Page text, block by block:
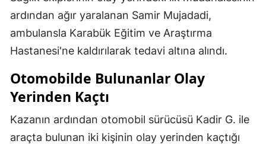
ardından ağır yaralanan Samir Mujadadi,
ambulansla Karabük Eğitim ve Araştırma
Hastanesi'ne kaldırılarak tedavi altına alındı.
Otomobilde Bulunanlar Olay
Yerinden Kaçtı
Kazanın ardından otomobil sürücüsü Kadir G. ile
araçta bulunan iki kişinin olay yerinden kaçtığı